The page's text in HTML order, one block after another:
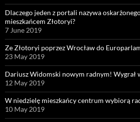
Dlaczego jeden z portali nazywa
mieszkańcem Złotoryi?
7 June 2019
Ze Złotoryi poprzez Wrocław do
23 May 2019
Dariusz Widomski nowym radnym! Wygrał
12 May 2019
W niedzielę mieszkańcy centrum wybiorą
10 May 2019